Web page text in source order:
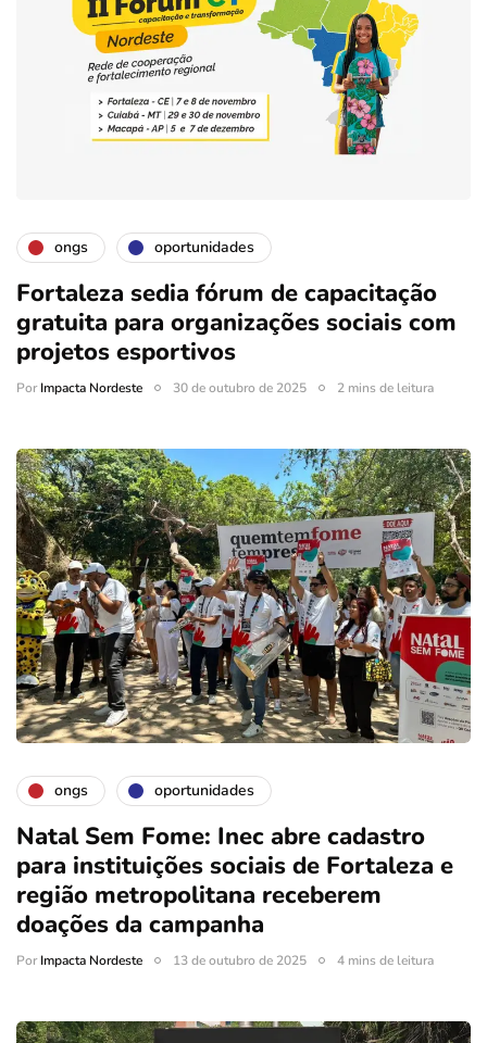
ongs oportunidades
Fortaleza sedia fórum de capacitação
gratuita para organizações sociais com
projetos esportivos
PorImpacta Nordeste 30 de outubro de 2025 2 mins de leitura
ongs oportunidades
Natal Sem Fome: Inec abre cadastro
para instituições sociais de Fortaleza e
região metropolitana receberem
doações da campanha
PorImpacta Nordeste 13 de outubro de 2025 4 mins de leitura